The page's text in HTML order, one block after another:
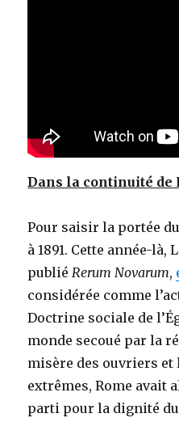
Dans la continuité de
Pour saisir la portée
à 1891. Cette année-là,
publié Rerum Novarum,
considérée comme
Doctrine sociale de
monde secoué par la
misère des ouvriers et
extrêmes, Rome avait
parti pour la dignité